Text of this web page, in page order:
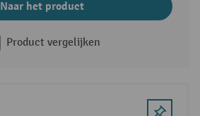
Naar het product
Product vergelijken